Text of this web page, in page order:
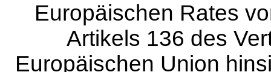
Europäischen Rates
Artikels 136 des
Europäischen Union